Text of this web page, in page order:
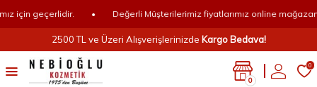
için geçerlidir. Değerli Müşterilerimiz fiyatlarımız online
2500 TL ve Üzeri Alışverişlerinizde Kargo Bedava!
0
0